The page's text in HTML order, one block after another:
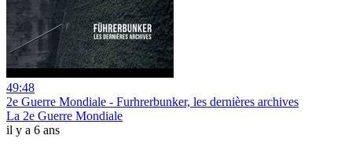
49:48
2e Guerre Mondiale - Furhrerbunker, les dernières archives
La 2e Guerre Mondiale
il y a 6 ans